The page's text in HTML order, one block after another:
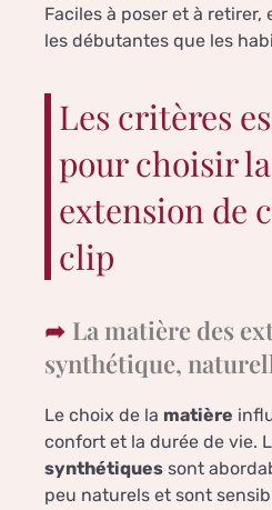
Faciles à poser et à
les débutantes que les
Les critères
pour choisir
extension de
clip
La matière des
synthétique,
Le choix de la matière
confort et la durée de vie.
synthétiques sont
peu naturels et sont